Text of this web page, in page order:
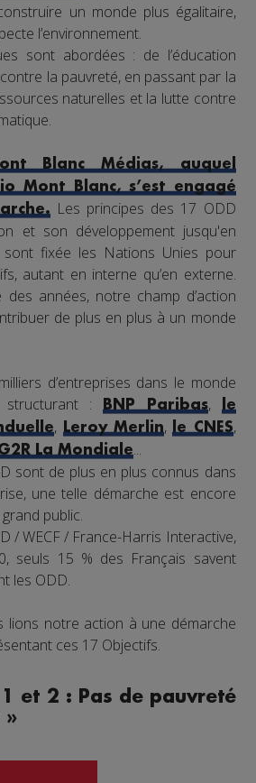
un monde plus égalitaire,
l’environnement.
sont abordées : de l’éducation
la pauvreté, en passant par la
naturelles et la lutte contre
Blanc Médias, auquel
Mont Blanc, s’est engagé
Les principes des 17 ODD
et son développement jusqu'en
fixée les Nations Unies pour
autant en interne qu’en externe.
années, notre champ d’action
de plus en plus à un monde
d’entreprises dans le monde
:
BNP Paribas,
le
, Leroy Merlin, le CNES,
La Mondiale...
sont de plus en plus connus dans
une telle démarche est encore
public.
/ WECF / France-Harris Interactive,
seuls 15 % des Français savent
les ODD.
lions notre action à une démarche
ces 17 Objectifs.
1 et 2 : Pas de pauvreté
»